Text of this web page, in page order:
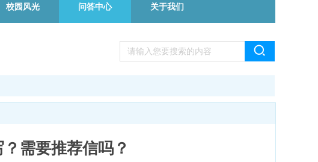
校园风光 问答中心 关于我们
需要推荐信吗？